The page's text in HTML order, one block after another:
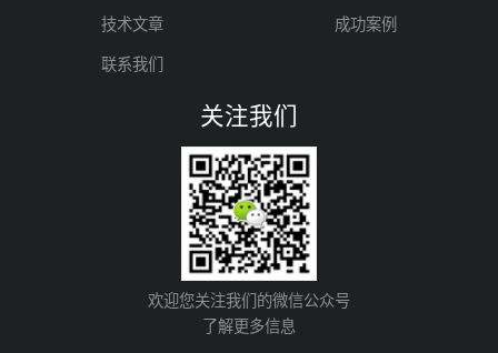
技术文章 成功案例
联系我们
关注我们
欢迎您关注我们的微信公众号
了解更多信息